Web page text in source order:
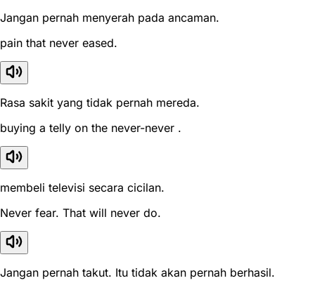
Jangan pernah menyerah pada ancaman.
pain that never eased.
Rasa sakit yang tidak pernah mereda.
buying a telly on the never-never .
membeli televisi secara cicilan.
Never fear. That will never do.
Jangan pernah takut. Itu tidak akan pernah berhasil.